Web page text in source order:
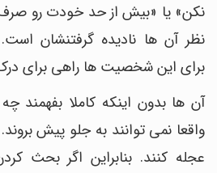
نکن» یا «بیش از حد خودت رو
نظر آن ها نادیده گرفتنشان
برای این شخصیت ها راهی برای
آن ها بدون اینکه کاملا بفهمند
واقعا نمی توانند به جلو پیش
عجله کنند. بنابراین اگر بحث